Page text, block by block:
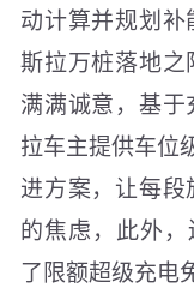
动计算并规划
斯拉万桩落地
满满诚意，基
拉车主提供车位
进方案，让每
的焦虑，此外
了限额超级充电